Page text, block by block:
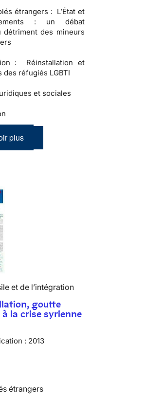
étrangers : L’État et
: un débat
détriment des mineurs
: Réinstallation et
des réfugiés LGBTI
et sociales
plus
et de l’intégration
goutte
la crise syrienne
: 2013
étrangers